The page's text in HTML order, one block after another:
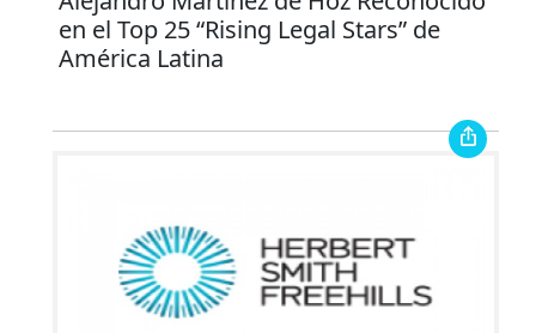
en el Top 25 “Rising Legal Stars” de
América Latina